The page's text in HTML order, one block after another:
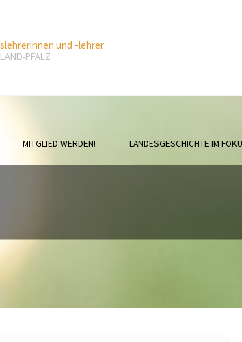
und -lehrer
PFALZ
MITGLIED WERDEN! LANDESGESCHICHTE IM